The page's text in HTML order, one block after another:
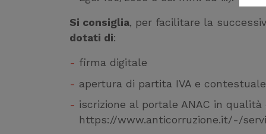
Si consiglia, per facilitare la
dotati di:
firma digitale
apertura di partita IVA e contestuale
iscrizione al portale ANAC in
https://www.anticorruzione.it/-/